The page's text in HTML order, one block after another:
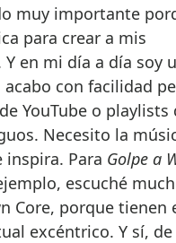
muy importante
para crear a mis
Y en mi día a día soy
con facilidad
YouTube o playlists
Necesito la
inspira. Para Golpe a
escuché
Core, porque tienen
excéntrico. Y sí, de